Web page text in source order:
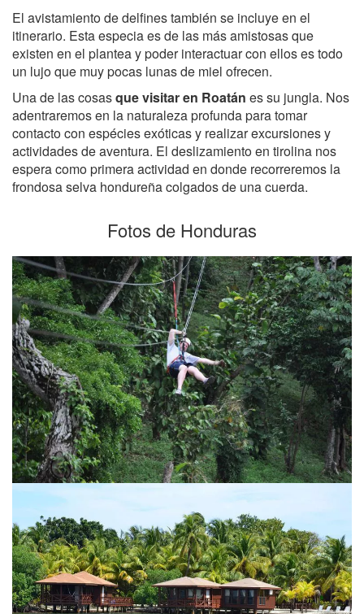
El avistamiento de delfines también se incluye en el
itinerario. Esta especia es de las más amistosas que
existen en el plantea y poder interactuar con ellos es todo
un lujo que muy pocas lunas de miel ofrecen.
Una de las cosasque visitar en Roatán es su jungla. Nos
adentraremos en la naturaleza profunda para tomar
contacto con espécies exóticas y realizar excursiones y
actividades de aventura. El deslizamiento en tirolina nos
espera como primera actividad en donde recorreremos la
frondosa selva hondureña colgados de una cuerda.
Fotos de Honduras